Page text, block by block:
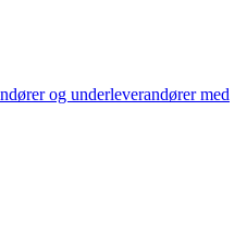
og underleverandører med